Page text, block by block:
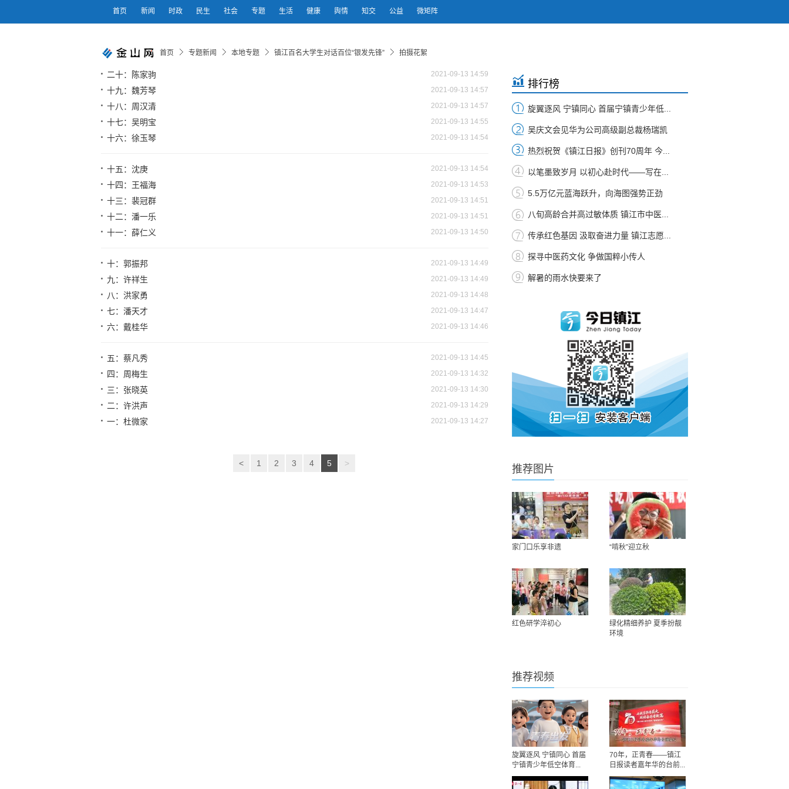
首页 新闻 时政 民生 社会 专题 生活 健康 舆情 知交 公益 微矩阵
首页 专题新闻 本地专题 镇江百名大学生对话百位“银发先锋” 拍摄花絮
二十：陈家驹 2021-09-13 14:59
十九：魏芳琴 2021-09-13 14:57
十八：周汉清 2021-09-13 14:57
十七：吴明宝 2021-09-13 14:55
十六：徐玉琴 2021-09-13 14:54
十五：沈庚 2021-09-13 14:54
十四：王福海 2021-09-13 14:53
十三：裴冠群 2021-09-13 14:51
十二：潘一乐 2021-09-13 14:51
十一：薛仁义 2021-09-13 14:50
十：郭振邦 2021-09-13 14:49
九：许祥生 2021-09-13 14:49
八：洪家勇 2021-09-13 14:48
七：潘天才 2021-09-13 14:47
六：戴桂华 2021-09-13 14:46
五：蔡凡秀 2021-09-13 14:45
四：周梅生 2021-09-13 14:32
三：张晓英 2021-09-13 14:30
二：许洪声 2021-09-13 14:29
一：杜微家 2021-09-13 14:27
< 1 2 3 4 5 >
排行榜
旋翼逐风 宁镇同心 首届宁镇青少年低...
吴庆文会见华为公司高级副总裁杨瑞凯
热烈祝贺《镇江日报》创刊70周年 今...
以笔墨致岁月 以初心赴时代——写在...
5.5万亿元蓝海跃升，向海图强势正劲
八旬高龄合并高过敏体质 镇江市中医...
传承红色基因 汲取奋进力量 镇江志愿...
探寻中医药文化 争做国粹小传人
解暑的雨水快要来了
推荐图片
家门口乐享非遗 “啃秋”迎立秋
红色研学淬初心
绿化精细养护 夏季扮靓
环境
推荐视频
旋翼逐风 宁镇同心 首届
宁镇青少年低空体育...
70年，正青春——镇江
日报读者嘉年华的台前...